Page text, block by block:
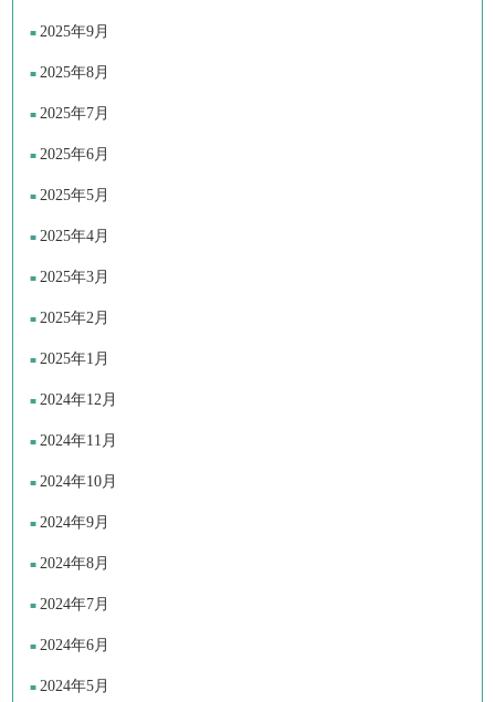
2025年9月
2025年8月
2025年7月
2025年6月
2025年5月
2025年4月
2025年3月
2025年2月
2025年1月
2024年12月
2024年11月
2024年10月
2024年9月
2024年8月
2024年7月
2024年6月
2024年5月